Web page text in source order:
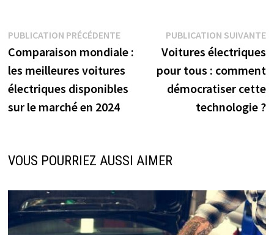
Navigation
de
l’article
PUBLICATION PRÉCÉDENTEPublication
précédente :
Comparaison mondiale :
les meilleures voitures
électriques disponibles
sur le marché en 2024
PUBLICATION SUIVANTE
Voitures électriques
pour tous : comment
démocratiser cette
technologie ?
VOUS POURRIEZ AUSSI AIMER